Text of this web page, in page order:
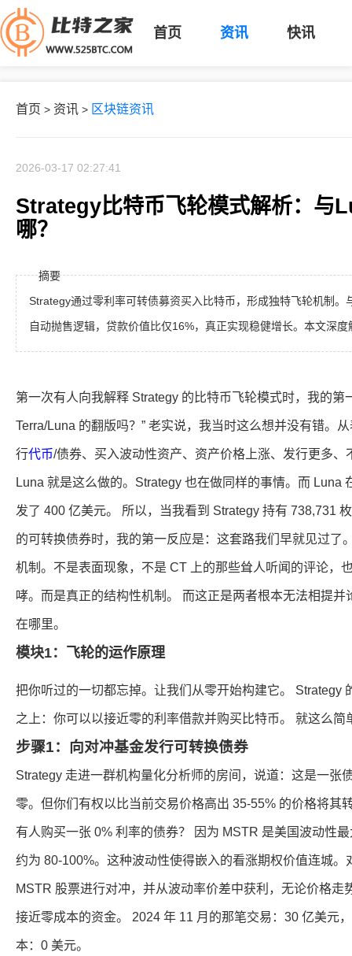
首页 资讯 快讯
首页 > 资讯 > 区块链资讯
2026-03-17 02:27:41
Strategy比特币飞轮模式解析：与
哪？
摘要
Strategy通过零利率可转债募资买入比特币，形成独特飞轮机制。
自动抛售逻辑，贷款价值比仅16%，真正实现稳健增长。本文深
第一次有人向我解释 Strategy 的比特币飞轮模式时，我的第
Terra/Luna 的翻版吗？” 老实说，我当时这么想并没有错。
行代币/债券、买入波动性资产、资产价格上涨、发行更多、
Luna 就是这么做的。Strategy 也在做同样的事情。而 Luna
发了 400 亿美元。 所以，当我看到 Strategy 持有 738,731
的可转换债券时，我的第一反应是：这套路我们早就见过了
机制。不是表面现象，不是 CT 上的那些耸人听闻的评论，
哮。而是真正的结构性机制。 而这正是两者根本无法相提
在哪里。
模块1：飞轮的运作原理
把你听过的一切都忘掉。让我们从零开始构建它。 Strategy
之上：你可以以接近零的利率借款并购买比特币。 就这么简
步骤1：向对冲基金发行可转换债券
Strategy 走进一群机构量化分析师的房间，说道：这是一张
零。但你们有权以比当前交易价格高出 35-55% 的价格将其
有人购买一张 0% 利率的债券？ 因为 MSTR 是美国波动性
约为 80-100%。这种波动性使得嵌入的看涨期权价值连城。
MSTR 股票进行对冲，并从波动率价差中获利，无论价格走
接近零成本的资金。 2024 年 11 月的那笔交易：30 亿美元
本：0 美元。